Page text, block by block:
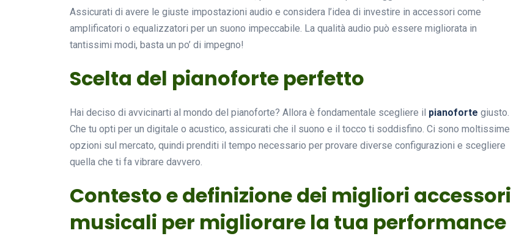
Assicurati di avere le giuste impostazioni audio e considera l’idea di investire in accessori come
amplificatori o equalizzatori per un suono impeccabile. La qualità audio può essere migliorata in
tantissimi modi, basta un po’ di impegno!
Scelta del pianoforte perfetto
Hai deciso di avvicinarti al mondo del pianoforte? Allora è fondamentale scegliere il pianoforte giusto.
Che tu opti per un digitale o acustico, assicurati che il suono e il tocco ti soddisfino. Ci sono moltissime
opzioni sul mercato, quindi prenditi il tempo necessario per provare diverse configurazioni e scegliere
quella che ti fa vibrare davvero.
Contesto e definizione dei migliori accessori
musicali per migliorare la tua performance